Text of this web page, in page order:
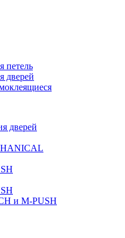
петель
дверей
дверей
и M-PUSH